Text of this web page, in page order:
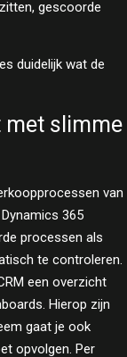
gescoorde
duidelijk wat de
met slimme
van
365
processen als
te controleren.
een overzicht
Hierop zijn
gaat je ook
opvolgen. Per